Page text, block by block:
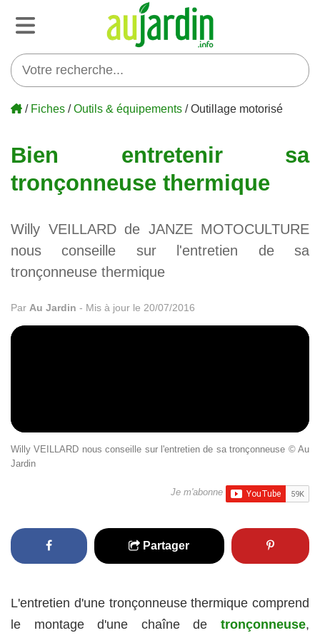
/ Fiches /Outils & équipements / Outillage motorisé
Bien entretenir sa
tronçonneuse thermique
Willy VEILLARD de JANZE MOTOCULTURE
nous conseille sur l'entretien de sa
tronçonneuse thermique
Par Au Jardin - Mis à jour le 20/07/2016
Willy VEILLARD nous conseille sur l'entretien de sa tronçonneuse © Au
Jardin
Je m'abonne
Partager
L'entretien d'une tronçonneuse thermique comprend
le montage d'une chaîne de tronçonneuse,